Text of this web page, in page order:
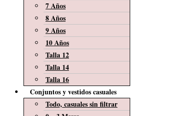
7 Años
8 Años
9 Años
10 Años
Talla 12
Talla 14
Talla 16
Conjuntos y vestidos casuales
Todo, casuales sin filtrar